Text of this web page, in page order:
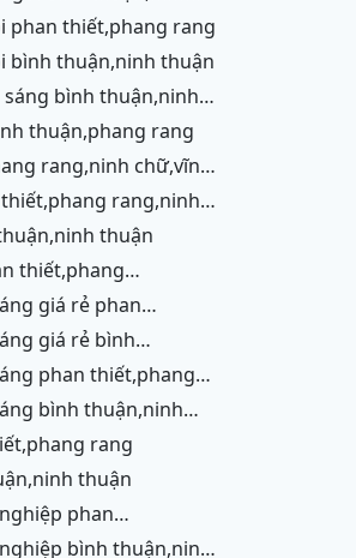
phan thiết,phang rang
bình thuận,ninh thuận
rang,cam ranh
thuận,phang rang
thuận
ranh
hy, ninh thuận
ranh
rang
thuận
hy,cam ranh